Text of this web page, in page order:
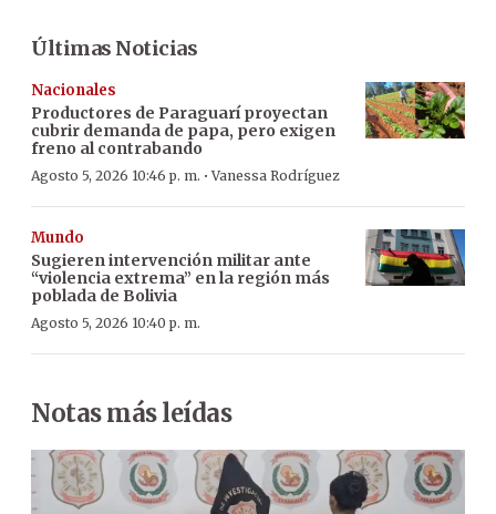
Últimas Noticias
Nacionales
Productores de Paraguarí proyectan
cubrir demanda de papa, pero exigen
freno al contrabando
Agosto 5, 2026 10:46 p. m. ·Vanessa Rodríguez
Mundo
Sugieren intervención militar ante
“violencia extrema” en la región más
poblada de Bolivia
Agosto 5, 2026 10:40 p. m.
Notas más leídas